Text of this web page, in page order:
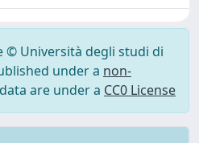
© Università degli studi di
under a non-
are under a CC0 License